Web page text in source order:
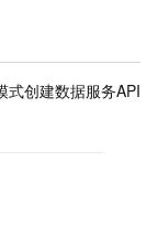
式创建数据服务API